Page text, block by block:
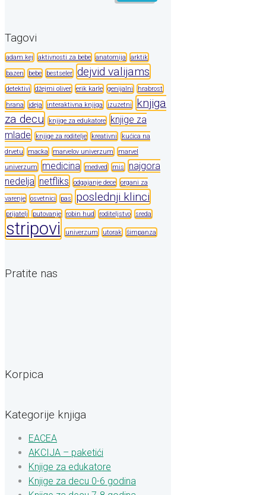
Tagovi
adam kej aktivnosti za bebe anatomija arktik
bazen bebe bestseler dejvid valijams
detektivi džejmi oliver erik karle genijalni hrabrost
hrana ideja interaktivna knjiga izuzetni
knjiga
za decu
knjige za edukatore
knjige za
mlade
knjige za roditelje kreativni
kućica na
drvetu
macka marvelov univerzum
marvel
univerzum
medicina medved mis
najgora
nedelja netfliks odgajanje dece organi za
varenje osvetnici pas poslednji klinci
prijatelj putovanje robin hud roditeljstvo sreda
stripovi univerzum utorak šimpanza
Pratite nas
Korpica
Kategorije knjiga
EACEA
AKCIJA – paketići
Knjige za edukatore
Knjige za decu 0-6 godina